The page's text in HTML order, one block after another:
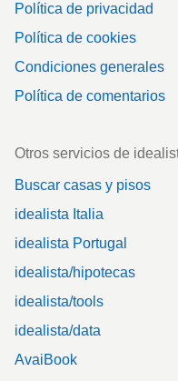
Política de privacidad
Política de cookies
Condiciones generales
Política de comentarios
Otros servicios de
Buscar casas y pisos
idealista Italia
idealista Portugal
idealista/hipotecas
idealista/tools
idealista/data
AvaiBook